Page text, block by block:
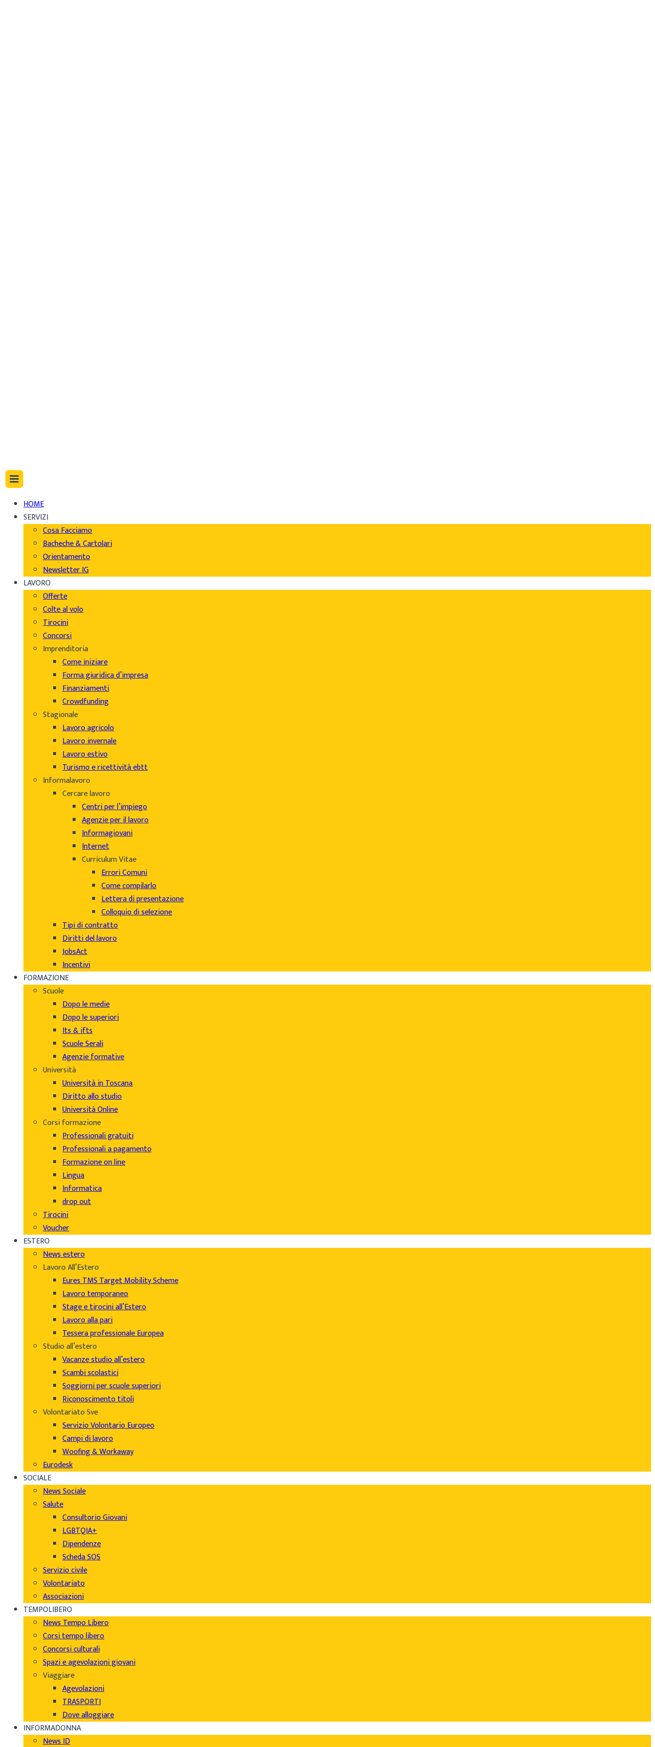
HOME
SERVIZI
Cosa Facciamo
Bacheche & Cartolari
Orientamento
Newsletter IG
LAVORO
Offerte
Colte al volo
Tirocini
Concorsi
Imprenditoria
Come iniziare
Forma giuridica d’impresa
Finanziamenti
Crowdfunding
Stagionale
Lavoro agricolo
Lavoro invernale
Lavoro estivo
Turismo e ricettività ebtt
Informalavoro
Cercare lavoro
Centri per l’impiego
Agenzie per il lavoro
Informagiovani
Internet
Curriculum Vitae
Errori Comuni
Come compilarlo
Lettera di presentazione
Colloquio di selezione
Tipi di contratto
Diritti del lavoro
JobsAct
Incentivi
FORMAZIONE
Scuole
Dopo le medie
Dopo le superiori
Its & ifts
Scuole Serali
Agenzie formative
Università
Università in Toscana
Diritto allo studio
Università Online
Corsi formazione
Professionali gratuiti
Professionali a pagamento
Formazione on line
Lingua
Informatica
drop out
Tirocini
Voucher
ESTERO
News estero
Lavoro All’Estero
Eures TMS Target Mobility Scheme
Lavoro temporaneo
Stage e tirocini all’Estero
Lavoro alla pari
Tessera professionale Europea
Studio all’estero
Vacanze studio all’estero
Scambi scolastici
Soggiorni per scuole superiori
Riconoscimento titoli
Volontariato Sve
Servizio Volontario Europeo
Campi di lavoro
Woofing & Workaway
Eurodesk
SOCIALE
News Sociale
Salute
Consultorio Giovani
LGBTQIA+
Dipendenze
Scheda SOS
Servizio civile
Volontariato
Associazioni
TEMPOLIBERO
News Tempo Libero
Corsi tempo libero
Concorsi culturali
Spazi e agevolazioni giovani
Viaggiare
Agevolazioni
TRASPORTI
Dove alloggiare
INFORMADONNA
News ID